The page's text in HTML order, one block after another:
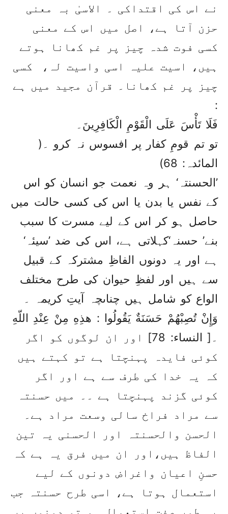
نے اس کی اقتداکی ۔ الاسیٰ بہ معنی
حزن آتا ہے، اصل میں اس کے معنی
کسی فوت شدہ چیز پر غم کھانا ہوتے
ہیں، اسیت علیہ اسی واسیت لہ، کسی
چیز پر غم کھانا۔ قرآن مجید میں ہے
:
فَلَا تَأْسَ عَلَى الْقَوْمِ الْكَافِرِينَ۔
تو تم قومِ کفار پر افسوس نہ کرو ۔(
المائدہ: 68)
’الحسنتہ‘ ہر وہ نعمت جو انسان کو اس
کے نفس یا بدن یا اس کی کسی حالت میں
حاصل ہو کر اس کے لیے مسرت کا سبب
بنے’ حسنہ‘کہلاتی ہے، اس کی ضد ’سیئہ‘
ہے اور یہ دونوں الفاظِ مشترکہ کے قبیل
سے ہیں اور لفظِ حیوان کی طرح مختلف
الواع کو شامل ہیں چناںچہ آیتِ کریمہ ۔
وَإِنْ تُصِبْهُمْ حَسَنَةٌ يَقُولُوا : هذِهِ مِنْ عِنْدِ اللّهِ
۔[ النساء: 78] اور ان لوگوں کو اگر
کوئی فایدہ پہنچتا ہے تو کہتے ہیں
کہ یہ خدا کی طرف سے ہے اور اگر
کوئی گزند پہنچتا ہے ۔۔ میں حسنتہ
سے مراد فراخ سالی وسعت مراد ہے۔
الحسن والحسنتہ اور الحسنی یہ تین
الفاظ ہیں،اور ان میں فرق یہ ہے کہ
حسنِ اعیان واغراض دونوں کے لیے
استعمال ہوتا ہے، اسی طرح حسنتہ جب